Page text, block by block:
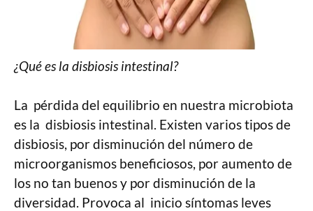
¿Qué es la disbiosis intestinal?
La pérdida del equilibrio en nuestra microbiota
es la disbiosis intestinal. Existen varios tipos de
disbiosis, por disminución del número de
microorganismos beneficiosos, por aumento de
los no tan buenos y por disminución de la
diversidad. Provoca al inicio síntomas leves